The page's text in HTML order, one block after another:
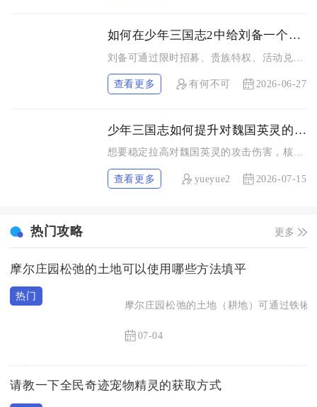
如何在少年三国志2中给刘备一个出场
查看更多 有何不可 2026-06-27
少年三国志如何提升对魏国英灵的攻击伤害
想要稳定拉高对魏国英灵的攻击伤害，核心思路为激活蜀国阵营克制...
查看更多 yueyue2 2026-07-15
热门攻略 更多
摩尔庄园松弛的土地可以使用哪些方法填平
摩尔庄园松弛的土地（耕地）可通过铁锹
07-04
请教一下全民奇迹宠物精灵的获取方式